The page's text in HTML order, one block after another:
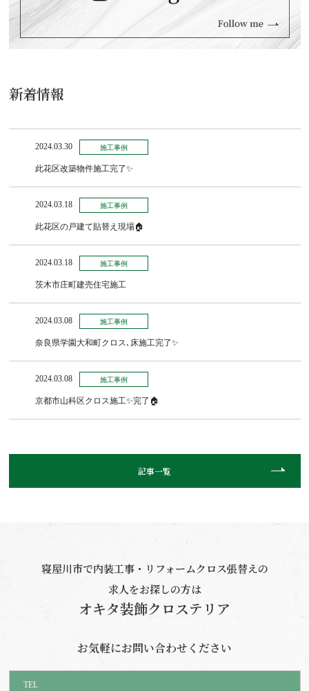
新着情報
2024.03.30 施工事例
此花区改築物件施工完了✨
2024.03.18 施工事例
此花区の戸建て貼替え現場🏠
2024.03.18 施工事例
茨木市庄町建売住宅施工
2024.03.08 施工事例
奈良県学園大和町クロス､床施工完了✨
2024.03.08 施工事例
京都市山科区クロス施工✨完了🏠
記事一覧
寝屋川市で内装工事・リフォームクロス張替えの
求人をお探しの方は
オキタ装飾クロステリア
お気軽にお問い合わせください
TEL